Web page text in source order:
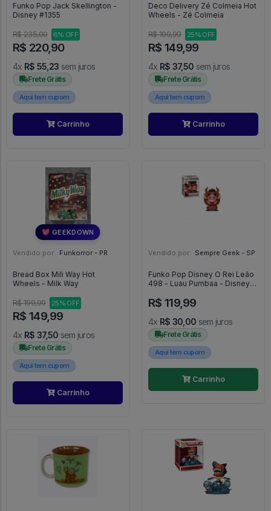
Funko Pop Jack Skellington -
Disney #1355
R$ 235,00 6% OFF
R$ 220,90
4x R$ 55,23 sem juros
Frete Grátis
Aqui tem cupom
Carrinho
Deco Delivery Zé Colmeia Hot
Wheels - Zé Colmeia
R$ 199,99 25% OFF
R$ 149,99
4x R$ 37,50 sem juros
Frete Grátis
Aqui tem cupom
Carrinho
💖 GEEKDOWN
Vendido por: Funkorror - PR
Bread Box Mili Way Hot
Wheels - Milk Way
R$ 199,99 25% OFF
R$ 149,99
4x R$ 37,50 sem juros
Frete Grátis
Aqui tem cupom
Carrinho
Vendido por: Sempre Geek - SP
Funko Pop Disney O Rei Leão
498 - Luau Pumbaa - Disney
R$ 119,99
4x R$ 30,00 sem juros
Frete Grátis
Aqui tem cupom
Carrinho